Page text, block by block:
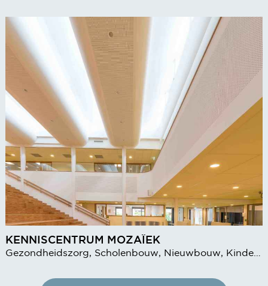
KENNISCENTRUM MOZAÏEK
Gezondheidszorg, Scholenbouw, Nieuwbouw, Kinderopvang